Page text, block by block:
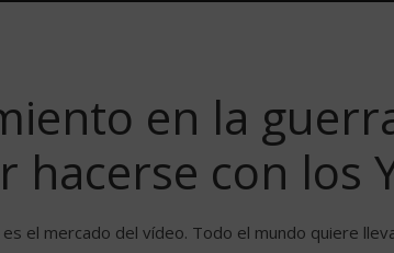
en la
hacerse con los
el mercado del vídeo. Todo el mundo quiere